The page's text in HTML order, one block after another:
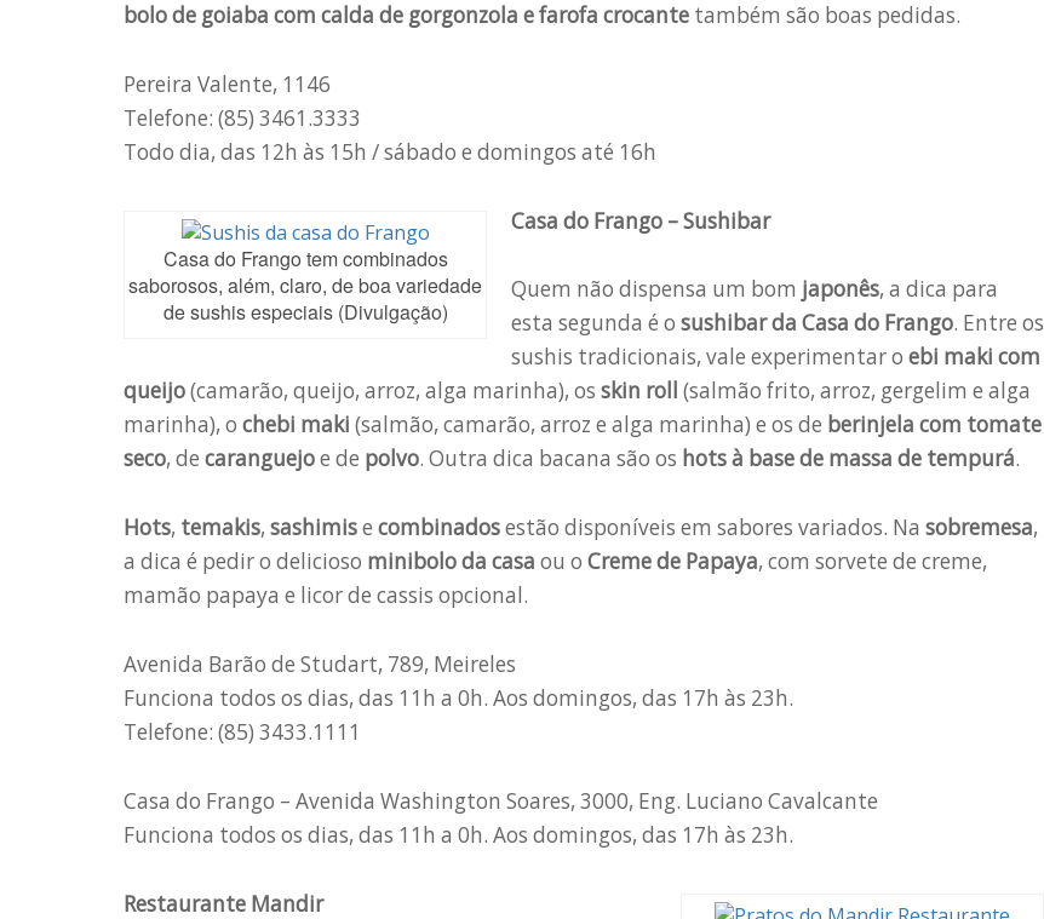
bolo de goiaba com calda de gorgonzola e farofa crocante também são boas pedidas.
Pereira Valente, 1146
Telefone: (85) 3461.3333
Todo dia, das 12h às 15h / sábado e domingos até 16h
Casa do Frango tem combinados
saborosos, além, claro, de boa variedade
de sushis especiais (Divulgação)
Casa do Frango – Sushibar
Quem não dispensa um bom japonês, a dica para
esta segunda é o sushibar da Casa do Frango. Entre os
sushis tradicionais, vale experimentar o ebi maki com
queijo(camarão, queijo, arroz, alga marinha), os skin roll (salmão frito, arroz, gergelim e alga
marinha), o chebi maki (salmão, camarão, arroz e alga marinha) e os de berinjela com tomate
seco, de caranguejoe de polvo. Outra dica bacana são os hots à base de massa de tempurá.
Hots, temakis, sashimise combinadosestão disponíveis em sabores variados. Na sobremesa,
a dica é pedir o delicioso minibolo da casa ou o Creme de Papaya, com sorvete de creme,
mamão papaya e licor de cassis opcional.
Avenida Barão de Studart, 789, Meireles
Funciona todos os dias, das 11h a 0h. Aos domingos, das 17h às 23h.
Telefone: (85) 3433.1111
Casa do Frango – Avenida Washington Soares, 3000, Eng. Luciano Cavalcante
Funciona todos os dias, das 11h a 0h. Aos domingos, das 17h às 23h.
Restaurante Mandir